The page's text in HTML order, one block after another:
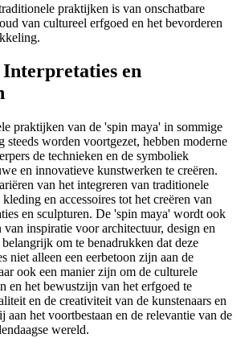
praktijken is van onschatbare
van cultureel erfgoed en het bevorderen
en
praktijken van de 'spin maya' in sommige
steeds worden voortgezet, hebben moderne
de technieken en de symboliek
en innovatieve kunstwerken te creëren.
van het integreren van traditionele
en accessoires tot het creëren van
en sculpturen. De 'spin maya' wordt ook
van inspiratie voor architectuur, design en
om te benadrukken dat deze
niet alleen een eerbetoon zijn aan de
ook een manier zijn om de culturele
en het bewustzijn van het erfgoed te
en de creativiteit van de kunstenaars en
aan het voortbestaan en de relevantie van de
wereld.